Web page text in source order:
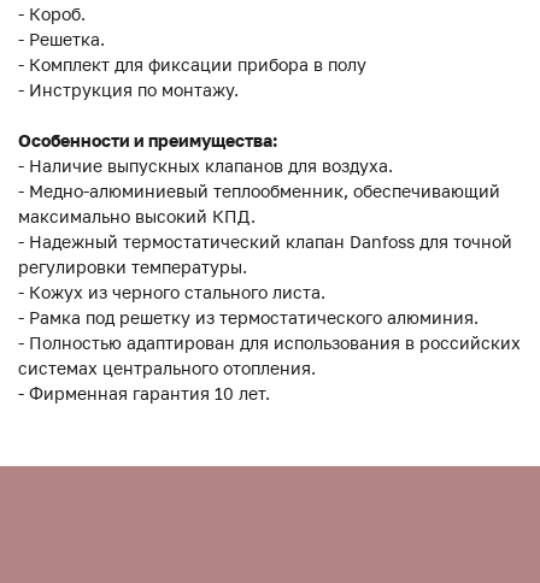
- Короб.
- Решетка.
- Комплект для фиксации прибора в полу
- Инструкция по монтажу.
Особенности и преимущества:
- Наличие выпускных клапанов для воздуха.
- Медно-алюминиевый теплообменник, обеспечивающий
максимально высокий КПД.
- Надежный термостатический клапан Danfoss для точной
регулировки температуры.
- Кожух из черного стального листа.
- Рамка под решетку из термостатического алюминия.
- Полностью адаптирован для использования в российских
системах центрального отопления.
- Фирменная гарантия 10 лет.